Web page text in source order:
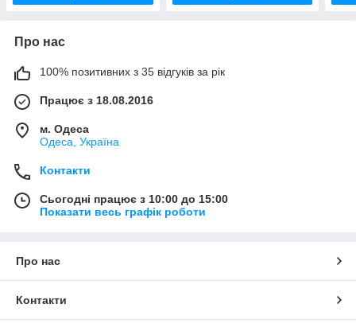
Про нас
100% позитивних з 35 відгуків за рік
Працює з 18.08.2016
м. Одеса
Одеса, Україна
Контакти
Сьогодні працює з 10:00 до 15:00
Показати весь графік роботи
Про нас
Контакти